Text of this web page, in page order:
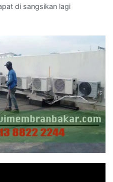
di sangsikan lagi